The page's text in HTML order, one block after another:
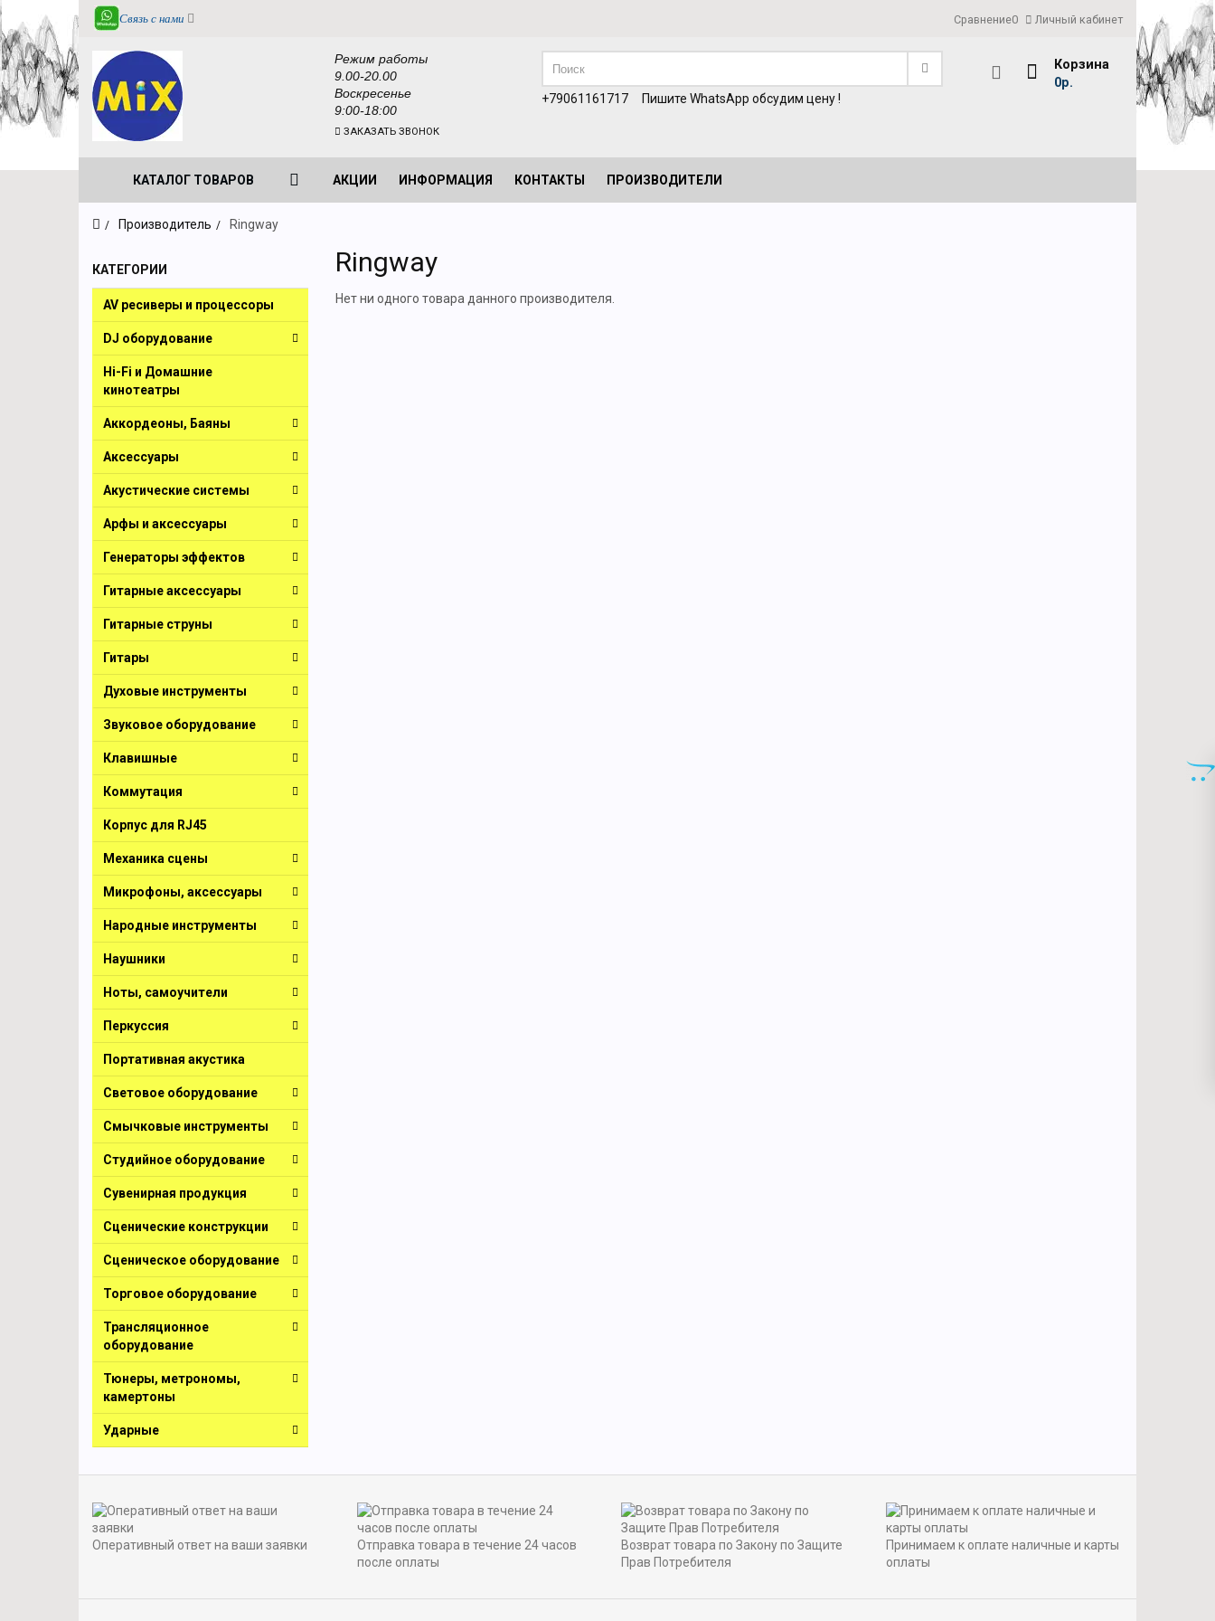
Связь с нами Сравнение0 Личный кабинет
Корзина
0р.
Режим работы
9.00-20.00
Воскресенье
9:00-18:00
ЗАКАЗАТЬ ЗВОНОК
+79061161717 Пишите WhatsApp обсудим цену !
КАТАЛОГ ТОВАРОВ АКЦИИ ИНФОРМАЦИЯ КОНТАКТЫ ПРОИЗВОДИТЕЛИ
Производитель Ringway
КАТЕГОРИИ
AV ресиверы и процессоры
DJ оборудование
Hi-Fi и Домашние
кинотеатры
Аккордеоны, Баяны
Аксессуары
Акустические системы
Арфы и аксессуары
Генераторы эффектов
Гитарные аксессуары
Гитарные струны
Гитары
Духовые инструменты
Звуковое оборудование
Клавишные
Коммутация
Корпус для RJ45
Механика сцены
Микрофоны, аксессуары
Народные инструменты
Наушники
Ноты, самоучители
Перкуссия
Портативная акустика
Световое оборудование
Смычковые инструменты
Студийное оборудование
Сувенирная продукция
Сценические конструкции
Сценическое оборудование
Торговое оборудование
Трансляционное
оборудование
Тюнеры, метрономы,
камертоны
Ударные
Ringway
Нет ни одного товара данного производителя.
Оперативный ответ на ваши заявки
Отправка товара в течение 24 часов
после оплаты
Возврат товара по Закону по Защите
Прав Потребителя
Принимаем к оплате наличные и карты
оплаты